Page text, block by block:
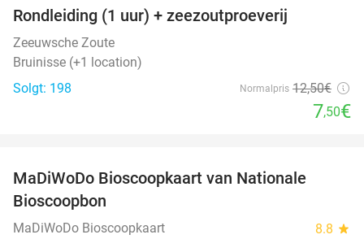
Rondleiding (1 uur) + zeezoutproeverij
Zeeuwsche Zoute
Bruinisse (+1 location)
Solgt: 198
Normalpris 12,50€
7,50€
MaDiWoDo Bioscoopkaart van Nationale
Bioscoopbon
MaDiWoDo Bioscoopkaart 8.8 star